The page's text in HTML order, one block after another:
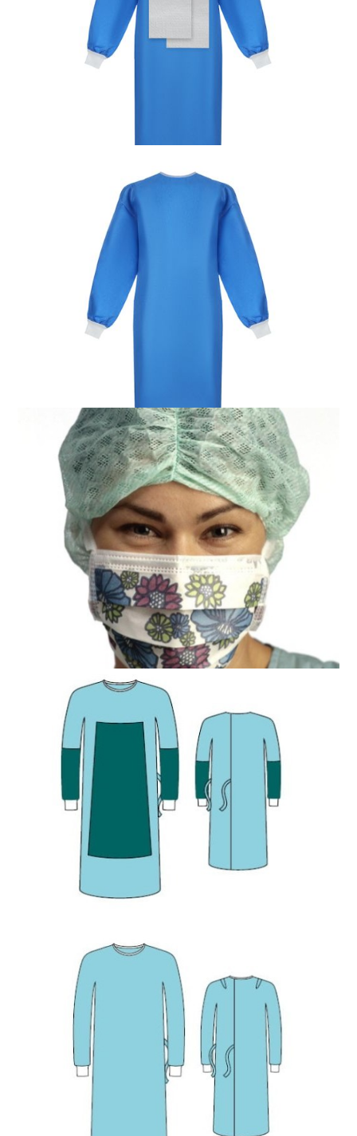
pełnobarierowe – wersja wzmocniona
Dezynfekcja i środki ochrony indywidualnej
Fartuch chirurgiczny Standard + 2 ręczniki
Dezynfekcja i środki ochrony indywidualnej
Fartuch Chirurgiczny Standard Sterylne,
pełnobarierowe
Dezynfekcja i środki ochrony indywidualnej
Maska chirurgiczna, wiązana Barrier
Dezynfekcja i środki ochrony indywidualnej
Fartuch chirurgiczny sterylny wzmocniony